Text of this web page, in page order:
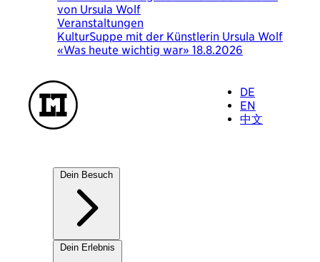
von Ursula Wolf
Veranstaltungen
KulturSuppe mit der Künstlerin Ursula Wolf
«Was heute wichtig war» 18.8.2026
DE
EN
中文
Dein Besuch
Unsere Häuser
Dein Erlebnis